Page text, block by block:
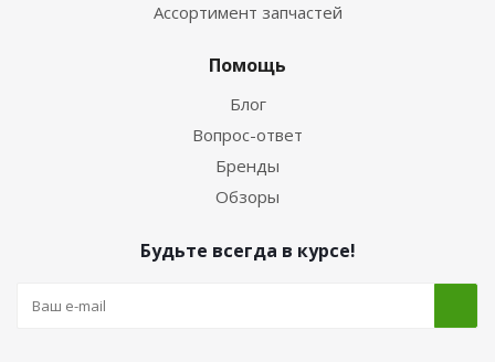
Ассортимент запчастей
Помощь
Блог
Вопрос-ответ
Бренды
Обзоры
Будьте всегда в курсе!